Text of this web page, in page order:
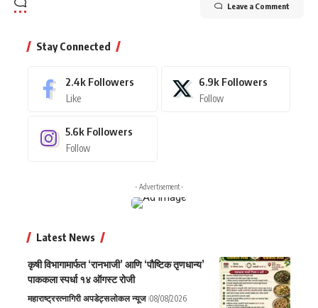
Leave a Comment
Stay Connected
2.4k Followers
Like
6.9k Followers
Follow
5.6k Followers
Follow
- Advertisement -
Latest News
कृषी विभागामार्फत ‘रानभाजी’ आणि ‘पौष्टिक तृणधान्य’
पाककला स्पर्धा १४ ऑगस्ट रोजी
महाराष्ट्ररत्नागिरी अपडेट्सलोकल न्यूज 08/08/2026